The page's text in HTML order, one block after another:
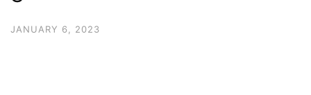
JANUARY 6, 2023